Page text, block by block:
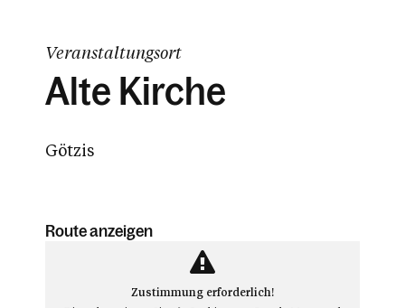
Veranstaltungsort
Alte Kirche
Götzis
Route anzeigen
Zustimmung erforderlich!